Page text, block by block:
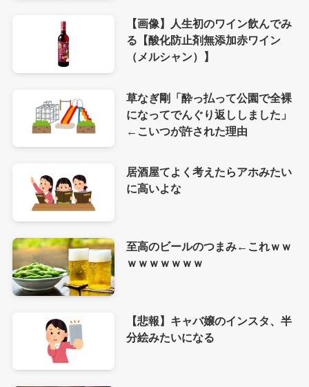
【画像】人生初のワイン飲んでみ
る【酸化防止剤無添加赤ワイン
（メルシャン）】
草なぎ剛「酔っ払って公園で全裸
になってでんぐり返ししました」
←こいつが許された理由
居酒屋てよく考えたらアホみたい
に高いよな
至高のビールのつまみ←これｗｗ
ｗｗｗｗｗｗｗ
【悲報】キャバ嬢のインスタ、半
分絵みたいになる